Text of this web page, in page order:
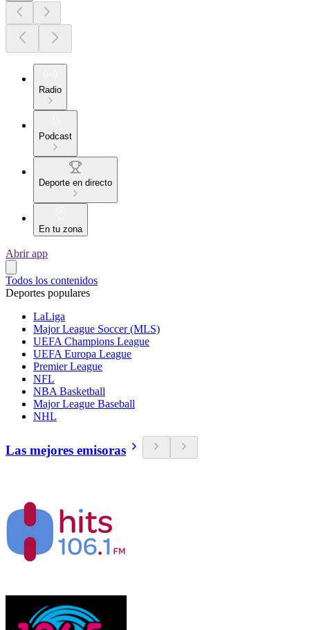
Radio
Podcast
Deporte en directo
En tu zona
Abrir app
Todos los contenidos
Deportes populares
LaLiga
Major League Soccer (MLS)
UEFA Champions League
UEFA Europa League
Premier League
NFL
NBA Basketball
Major League Baseball
NHL
Las mejores emisoras